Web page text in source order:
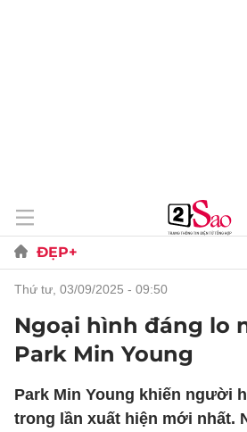
ĐẸP+
thứ tư, 03/09/2025 - 09:50
Ngoại hình đáng lo
Park Min Young
Park Min Young khiến người
trong lần xuất hiện mới nhất.